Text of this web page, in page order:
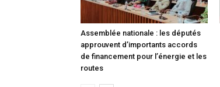
Assemblée nationale : les députés
approuvent d’importants accords
de financement pour l’énergie et les
routes